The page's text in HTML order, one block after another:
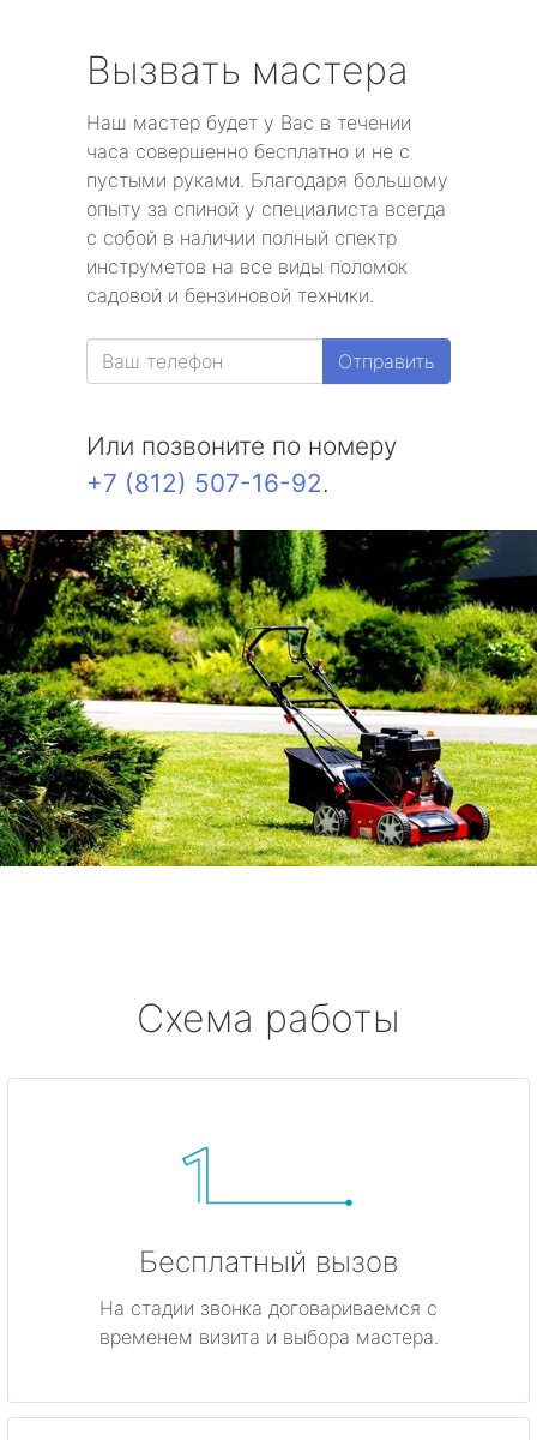
Вызвать мастера
Наш мастер будет у Вас в течении
часа совершенно бесплатно и не с
пустыми руками. Благодаря большому
опыту за спиной у специалиста всегда
с собой в наличии полный спектр
инструметов на все виды поломок
садовой и бензиновой техники.
Отправить
Или позвоните по номеру
+7 (812) 507-16-92.
Схема работы
Бесплатный вызов
На стадии звонка договариваемся с
временем визита и выбора мастера.